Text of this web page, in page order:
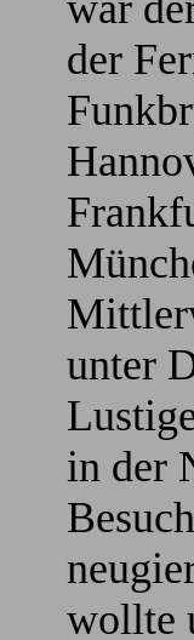
der
unter
in der
wollte